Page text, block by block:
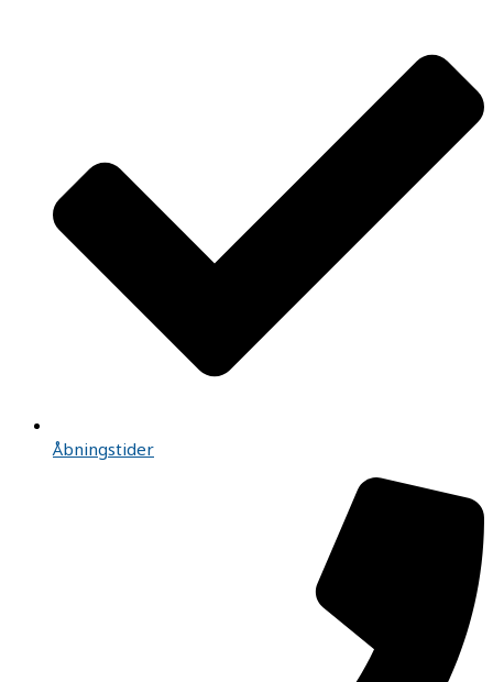
Åbningstider